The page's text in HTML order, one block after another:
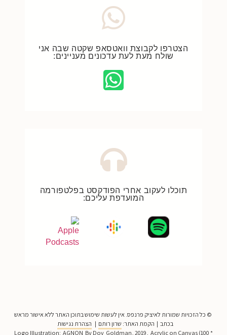
הצטרפו לקבוצת וואטסאפ שקטה שבה אני
שולח מעת לעת עדכונים מעניינים:
תוכלו לעקוב אחרי הפודקסט בפלטפורמה
המועדפת עליכם:
© כל הזכויות שמורות לאיציק פרנפס. אין לעשות שימוש בתוכן האתר ללא אישור מראש
בכתב | הקמת האתר: שרון רותם | הצהרת נגישות
Logo Illustration: AGNON By Dov Goldman, 2019, Acrylic on Canvas (100 *